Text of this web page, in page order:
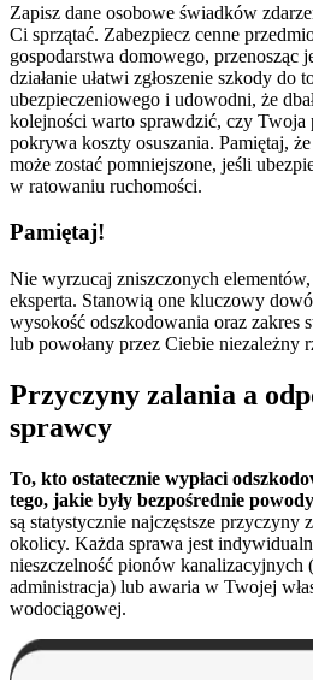
Zapisz dane osobowe świadków
Ci sprzątać. Zabezpiecz cenne
gospodarstwa domowego, przenosząc
działanie ułatwi zgłoszenie szkody do
ubezpieczeniowego i udowodni, że
kolejności warto sprawdzić, czy Twoja
pokrywa koszty osuszania. Pamiętaj, że
może zostać pomniejszone, jeśli
w ratowaniu ruchomości.
Pamiętaj!
Nie wyrzucaj zniszczonych
eksperta. Stanowią one kluczowy
wysokość odszkodowania oraz zakres
lub powołany przez Ciebie niezależny
Przyczyny zalania a
sprawcy
To, kto ostatecznie wypłaci
tego, jakie były bezpośrednie
są statystycznie najczęstsze przyczyny
okolicy. Każda sprawa jest
nieszczelność pionów kanalizacyjnych
administracja) lub awaria w Twojej
wodociągowej.